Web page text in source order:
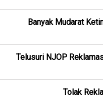
Banyak Mudarat
Telusuri NJOP
Tolak